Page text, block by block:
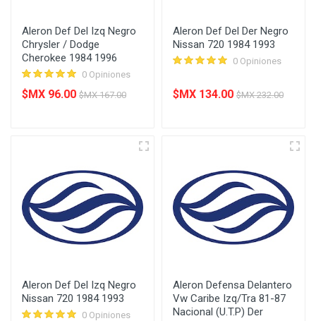
Aleron Def Del Izq Negro
Chrysler / Dodge
Cherokee 1984 1996
0 Opiniones
$MX 96.00 $MX 167.00
Aleron Def Del Der Negro
Nissan 720 1984 1993
0 Opiniones
$MX 134.00 $MX 232.00
Aleron Def Del Izq Negro
Nissan 720 1984 1993
0 Opiniones
Aleron Defensa Delantero
Vw Caribe Izq/Tra 81-87
Nacional (U.T.P) Der